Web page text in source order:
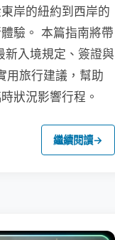
岸的紐約到西岸的
驗。 本篇指南將帶
入境規定、簽證與
用旅行建議，幫助
狀況影響行程。
繼續閱讀→